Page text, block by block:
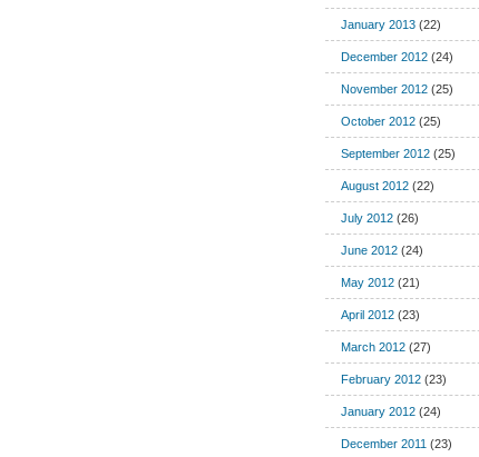
January 2013 (22)
December 2012 (24)
November 2012 (25)
October 2012 (25)
September 2012 (25)
August 2012 (22)
July 2012 (26)
June 2012 (24)
May 2012 (21)
April 2012 (23)
March 2012 (27)
February 2012 (23)
January 2012 (24)
December 2011 (23)